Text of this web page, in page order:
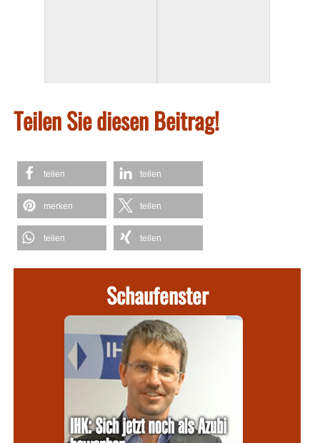
Teilen Sie diesen Beitrag!
teilen teilen
merken teilen
teilen teilen
Schaufenster